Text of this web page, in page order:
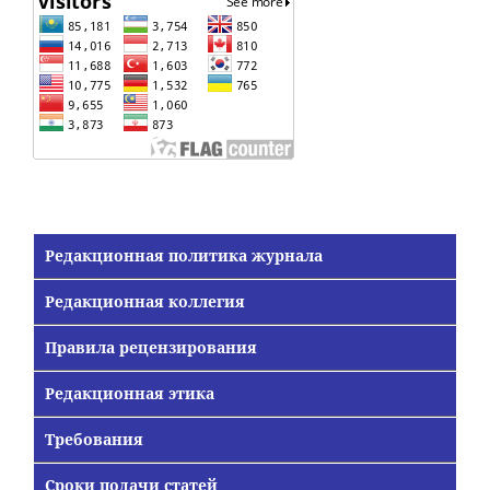
Редакционная политика журнала
Редакционная коллегия
Правила рецензирования
Редакционная этика
Требования
Сроки подачи статей